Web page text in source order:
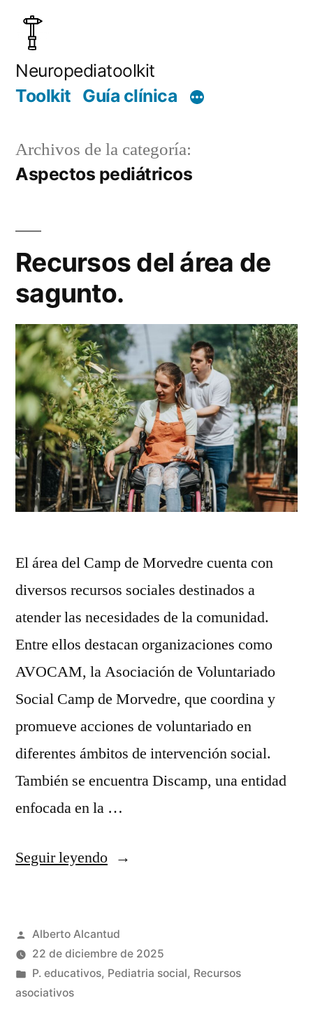
Saltar
contenido
Neuropediatoolkit
Toolkit Guía clínica
Archivos de la categoría:
Aspectos pediátricos
Recursos del área de
sagunto.
El área del Camp de Morvedre cuenta con
diversos recursos sociales destinados a
atender las necesidades de la comunidad.
Entre ellos destacan organizaciones como
AVOCAM, la Asociación de Voluntariado
Social Camp de Morvedre, que coordina y
promueve acciones de voluntariado en
diferentes ámbitos de intervención social.
También se encuentra Discamp, una entidad
enfocada en la …
Seguir leyendo«Recursos
de
sagunto.»
Publicado
por
Alberto Alcantud
22 de diciembre de 2025
Publicado
en
P. educativos, Pediatria social, Recursos
asociativos